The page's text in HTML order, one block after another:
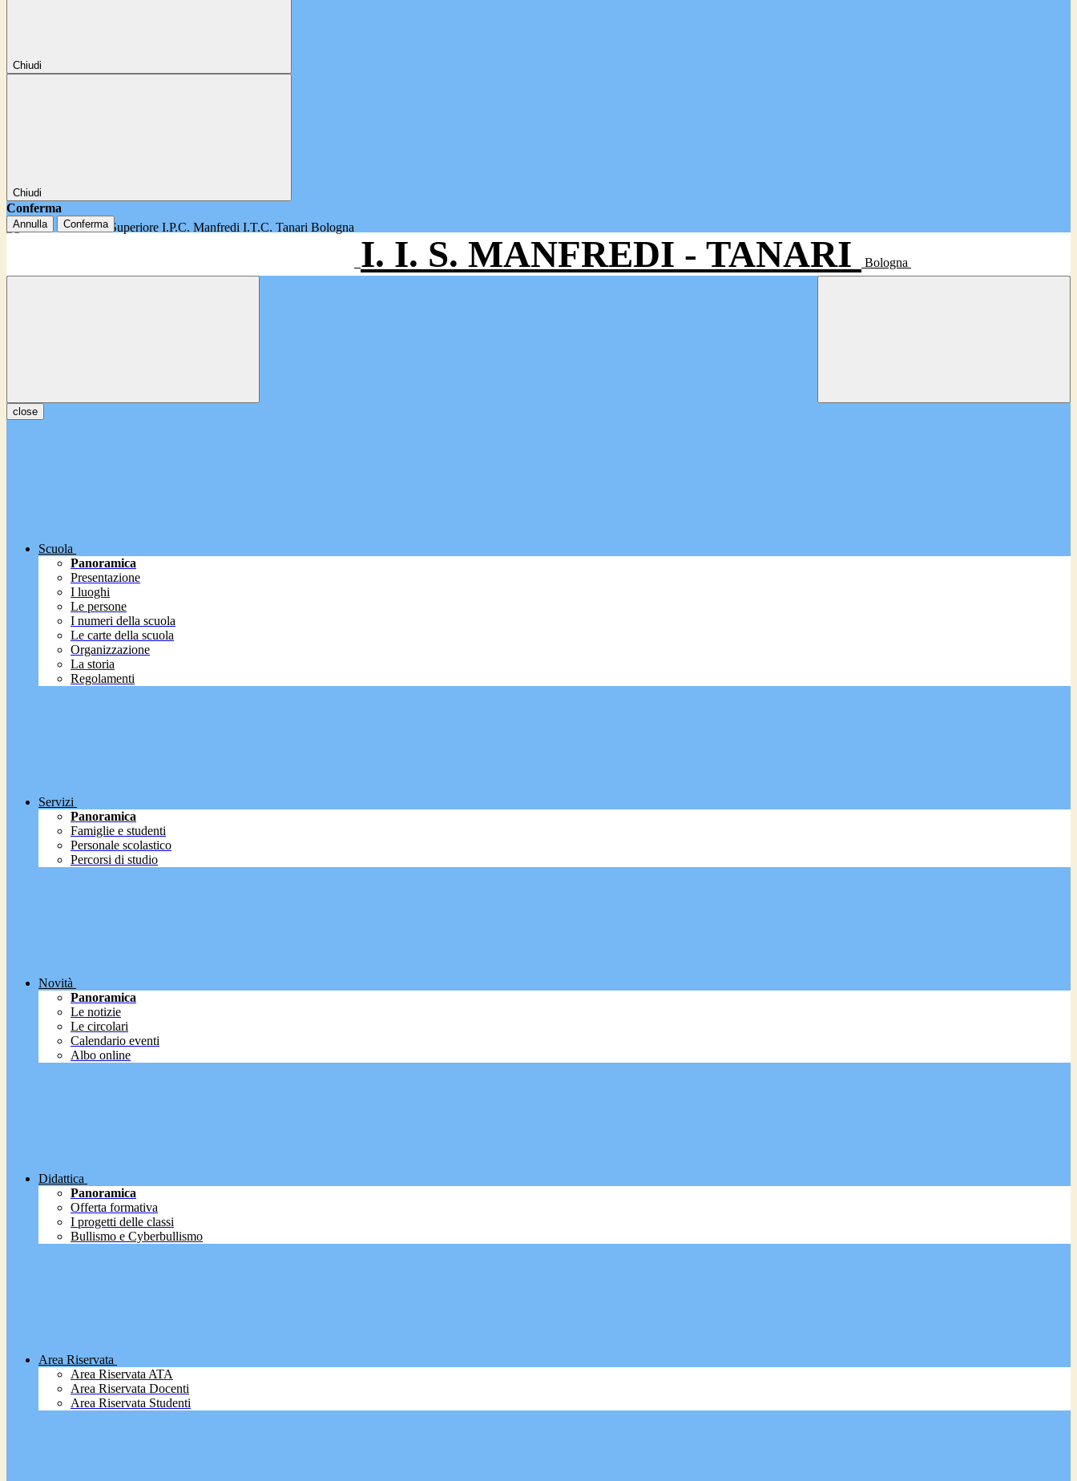
Chiudi
Chiudi
Conferma
Annulla Conferma
I. I. S. MANFREDI - TANARI Bologna
close
Scuola
Panoramica
Presentazione
I luoghi
Le persone
I numeri della scuola
Le carte della scuola
Organizzazione
La storia
Regolamenti
Servizi
Panoramica
Famiglie e studenti
Personale scolastico
Percorsi di studio
Novità
Panoramica
Le notizie
Le circolari
Calendario eventi
Albo online
Didattica
Panoramica
Offerta formativa
I progetti delle classi
Bullismo e Cyberbullismo
Area Riservata
Area Riservata ATA
Area Riservata Docenti
Area Riservata Studenti